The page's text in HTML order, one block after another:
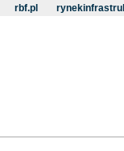
rbf.pl